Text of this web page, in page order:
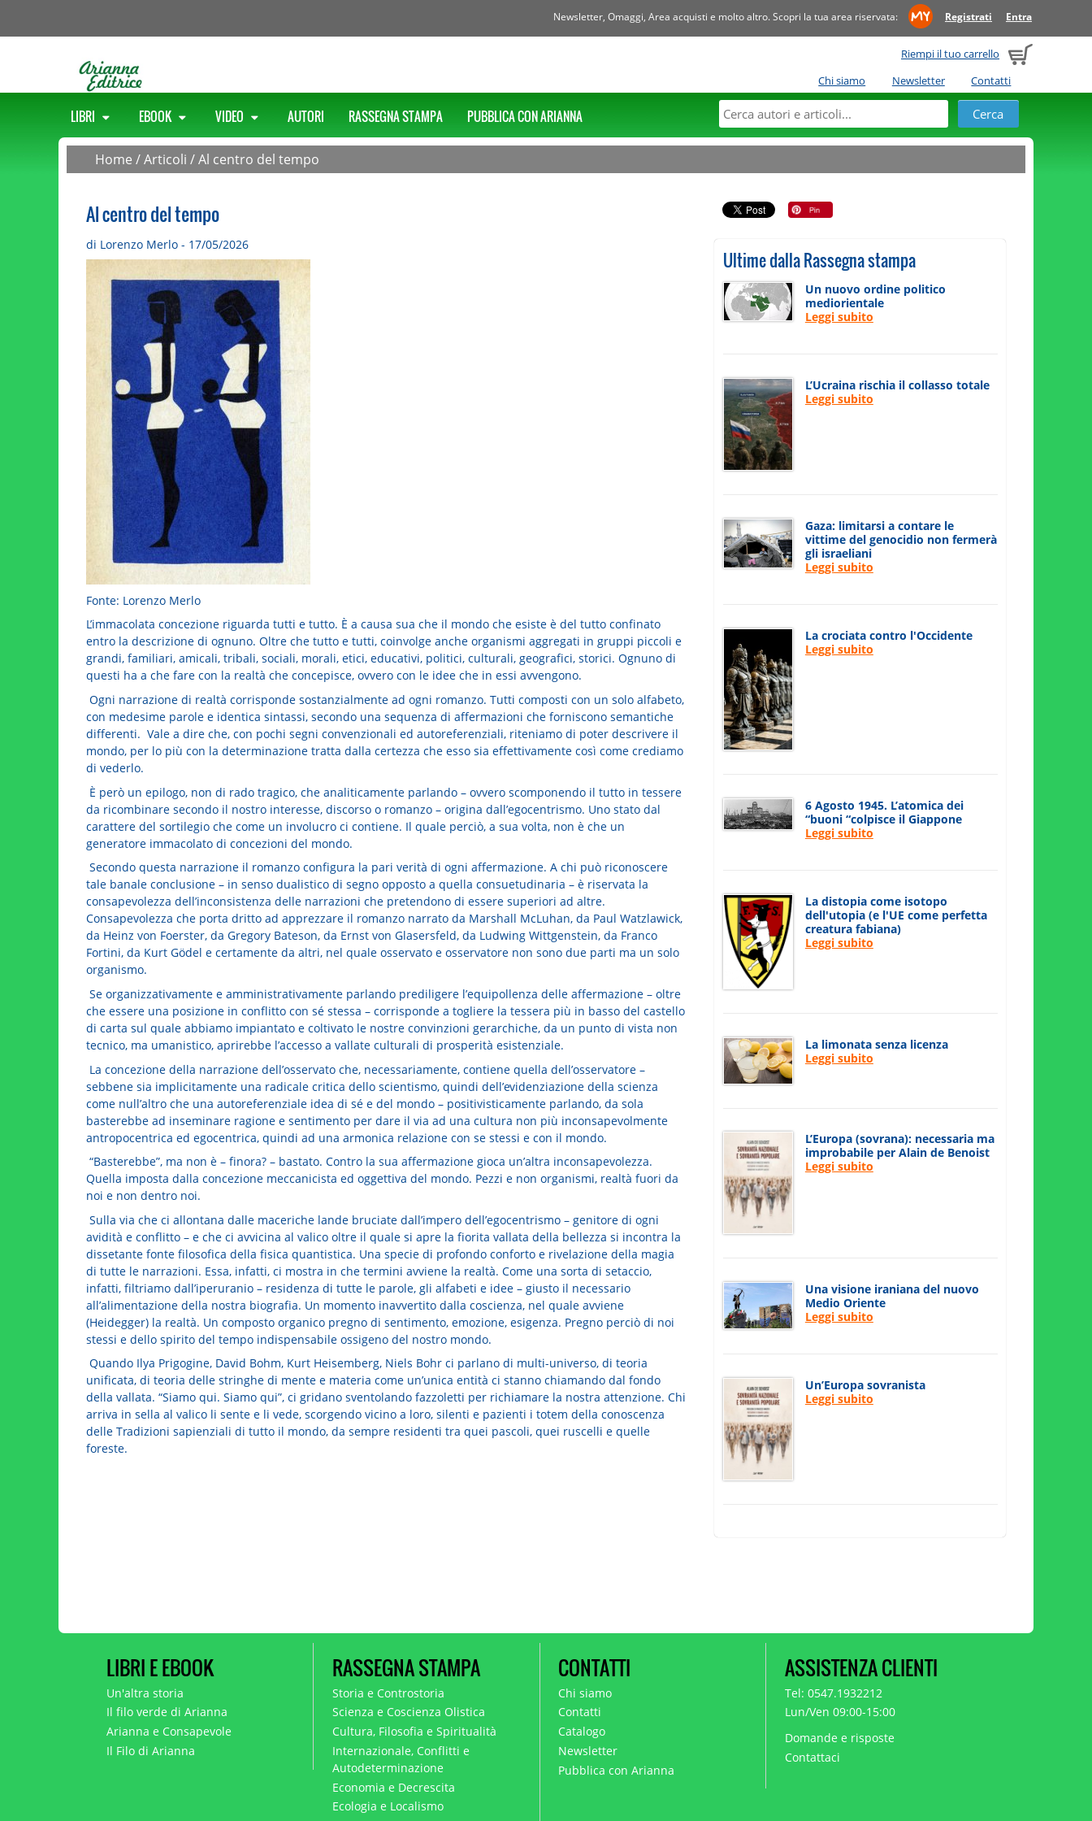
Newsletter, Omaggi, Area acquisti e molto altro. Scopri la tua area riservata: Registrati Entra
Riempi il tuo carrello
Chi siamo
Newsletter Contatti
LIBRI EBOOK VIDEO AUTORI RASSEGNA STAMPA PUBBLICA CON ARIANNA
Home /Articoli /Al centro del tempo
Al centro del tempo
di Lorenzo Merlo - 17/05/2026
Fonte: Lorenzo Merlo
L’immacolata concezione riguarda tutti e tutto. È a causa sua che il mondo che esiste è del tutto confinato
entro la descrizione di ognuno. Oltre che tutto e tutti, coinvolge anche organismi aggregati in gruppi piccoli e
grandi, familiari, amicali, tribali, sociali, morali, etici, educativi, politici, culturali, geografici, storici. Ognuno di
questi ha a che fare con la realtà che concepisce, ovvero con le idee che in essi avvengono.
Ogni narrazione di realtà corrisponde sostanzialmente ad ogni romanzo. Tutti composti con un solo alfabeto,
con medesime parole e identica sintassi, secondo una sequenza di affermazioni che forniscono semantiche
differenti. Vale a dire che, con pochi segni convenzionali ed autoreferenziali, riteniamo di poter descrivere il
mondo, per lo più con la determinazione tratta dalla certezza che esso sia effettivamente così come crediamo
di vederlo.
È però un epilogo, non di rado tragico, che analiticamente parlando – ovvero scomponendo il tutto in tessere
da ricombinare secondo il nostro interesse, discorso o romanzo – origina dall’egocentrismo. Uno stato dal
carattere del sortilegio che come un involucro ci contiene. Il quale perciò, a sua volta, non è che un
generatore immacolato di concezioni del mondo.
Secondo questa narrazione il romanzo configura la pari verità di ogni affermazione. A chi può riconoscere
tale banale conclusione – in senso dualistico di segno opposto a quella consuetudinaria – è riservata la
consapevolezza dell’inconsistenza delle narrazioni che pretendono di essere superiori ad altre.
Consapevolezza che porta dritto ad apprezzare il romanzo narrato da Marshall McLuhan, da Paul Watzlawick,
da Heinz von Foerster, da Gregory Bateson, da Ernst von Glasersfeld, da Ludwing Wittgenstein, da Franco
Fortini, da Kurt Gödel e certamente da altri, nel quale osservato e osservatore non sono due parti ma un solo
organismo.
Se organizzativamente e amministrativamente parlando prediligere l’equipollenza delle affermazione – oltre
che essere una posizione in conflitto con sé stessa – corrisponde a togliere la tessera più in basso del castello
di carta sul quale abbiamo impiantato e coltivato le nostre convinzioni gerarchiche, da un punto di vista non
tecnico, ma umanistico, aprirebbe l’accesso a vallate culturali di prosperità esistenziale.
La concezione della narrazione dell’osservato che, necessariamente, contiene quella dell’osservatore –
sebbene sia implicitamente una radicale critica dello scientismo, quindi dell’evidenziazione della scienza
come null’altro che una autoreferenziale idea di sé e del mondo – positivisticamente parlando, da sola
basterebbe ad inseminare ragione e sentimento per dare il via ad una cultura non più inconsapevolmente
antropocentrica ed egocentrica, quindi ad una armonica relazione con se stessi e con il mondo.
“Basterebbe”, ma non è – finora? – bastato. Contro la sua affermazione gioca un’altra inconsapevolezza.
Quella imposta dalla concezione meccanicista ed oggettiva del mondo. Pezzi e non organismi, realtà fuori da
noi e non dentro noi.
Sulla via che ci allontana dalle maceriche lande bruciate dall’impero dell’egocentrismo – genitore di ogni
avidità e conflitto – e che ci avvicina al valico oltre il quale si apre la fiorita vallata della bellezza si incontra la
dissetante fonte filosofica della fisica quantistica. Una specie di profondo conforto e rivelazione della magia
di tutte le narrazioni. Essa, infatti, ci mostra in che termini avviene la realtà. Come una sorta di setaccio,
infatti, filtriamo dall’iperuranio – residenza di tutte le parole, gli alfabeti e idee – giusto il necessario
all’alimentazione della nostra biografia. Un momento inavvertito dalla coscienza, nel quale avviene
(Heidegger) la realtà. Un composto organico pregno di sentimento, emozione, esigenza. Pregno perciò di noi
stessi e dello spirito del tempo indispensabile ossigeno del nostro mondo.
Quando Ilya Prigogine, David Bohm, Kurt Heisemberg, Niels Bohr ci parlano di multi-universo, di teoria
unificata, di teoria delle stringhe di mente e materia come un’unica entità ci stanno chiamando dal fondo
della vallata. “Siamo qui. Siamo qui”, ci gridano sventolando fazzoletti per richiamare la nostra attenzione. Chi
arriva in sella al valico li sente e li vede, scorgendo vicino a loro, silenti e pazienti i totem della conoscenza
delle Tradizioni sapienziali di tutto il mondo, da sempre residenti tra quei pascoli, quei ruscelli e quelle
foreste.
Ultime dalla Rassegna stampa
Un nuovo ordine politico
mediorientale
Leggi subito
L’Ucraina rischia il collasso totale
Leggi subito
Gaza: limitarsi a contare le
vittime del genocidio non fermerà
gli israeliani
Leggi subito
La crociata contro l'Occidente
Leggi subito
6 Agosto 1945. L’atomica dei
“buoni “colpisce il Giappone
Leggi subito
La distopia come isotopo
dell'utopia (e l'UE come perfetta
creatura fabiana)
Leggi subito
La limonata senza licenza
Leggi subito
L’Europa (sovrana): necessaria ma
improbabile per Alain de Benoist
Leggi subito
Una visione iraniana del nuovo
Medio Oriente
Leggi subito
Un’Europa sovranista
Leggi subito
LIBRI E EBOOK
Un'altra storia
Il filo verde di Arianna
Arianna e Consapevole
Il Filo di Arianna
RASSEGNA STAMPA
Storia e Controstoria
Scienza e Coscienza Olistica
Cultura, Filosofia e Spiritualità
Internazionale, Conflitti e
Autodeterminazione
Economia e Decrescita
Ecologia e Localismo
CONTATTI
Chi siamo
Contatti
Catalogo
Newsletter
Pubblica con Arianna
ASSISTENZA CLIENTI
Tel: 0547.1932212
Lun/Ven 09:00-15:00
Domande e risposte
Contattaci